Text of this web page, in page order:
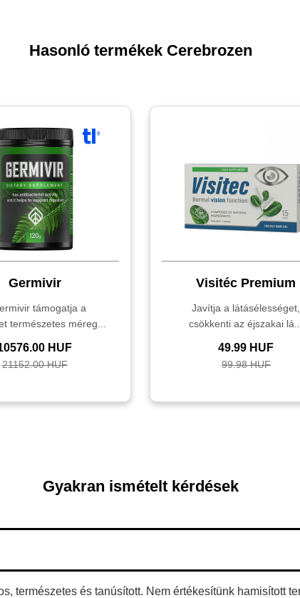
Hasonló termékek Cerebrozen
Germivir
támogatja a
természetes méreg...
HUF
21152.00 HUF
Visitéc Premium
Javítja a látásélességet,
csökkenti az éjszakai lá...
49.99 HUF
99.98 HUF
Gyakran ismételt kérdések
természetes és tanúsított. Nem értékesítünk hamisított